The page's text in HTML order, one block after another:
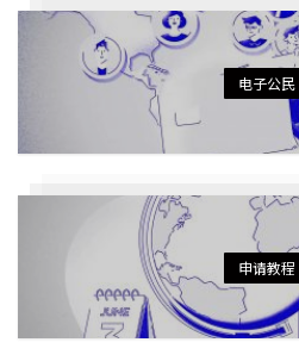
电子公民
申请教程